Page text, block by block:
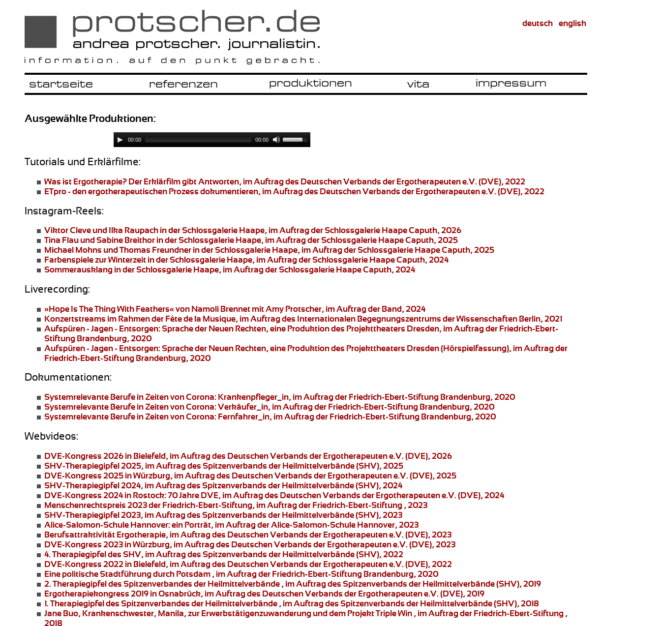
deutsch english
Ausgewählte Produktionen:
00:00 00:00
Tutorials und Erklärfilme:
Was ist Ergotherapie? Der Erklärfilm gibt Antworten, im Auftrag des Deutschen Verbands der Ergotherapeuten e.V. (DVE), 2022
ETpro - den ergotherapeutischen Prozess dokumentieren, im Auftrag des Deutschen Verbands der Ergotherapeuten e.V. (DVE), 2022
Instagram-Reels:
Viktor Cleve und Ilka Raupach in der Schlossgalerie Haape, im Auftrag der Schlossgalerie Haape Caputh, 2026
Tina Flau und Sabine Breithor in der Schlossgalerie Haape, im Auftrag der Schlossgalerie Haape Caputh, 2025
Michael Mohns und Thomas Freundner in der Schlossgalerie Haape, im Auftrag der Schlossgalerie Haape Caputh, 2025
Farbenspiele zur Winterzeit in der Schlossgalerie Haape, im Auftrag der Schlossgalerie Haape Caputh, 2024
Sommerausklang in der Schlossgalerie Haape, im Auftrag der Schlossgalerie Haape Caputh, 2024
Liverecording:
»Hope Is The Thing With Feathers«von Namoli Brennet mit Amy Protscher, im Auftrag der Band, 2024
Konzertstreams im Rahmen der Fête de la Musique, im Auftrag des Internationalen Begegnungszentrums der Wissenschaften Berlin, 2021
Aufspüren - Jagen - Entsorgen: Sprache der Neuen Rechten,eine Produktion des Projekttheaters Dresden, im Auftrag der Friedrich-Ebert-
Stiftung Brandenburg, 2020
Aufspüren - Jagen - Entsorgen: Sprache der Neuen Rechten,eine Produktion des Projekttheaters Dresden(Hörspielfassung), im Auftrag der
Friedrich-Ebert-Stiftung Brandenburg, 2020
Dokumentationen:
Systemrelevante Berufe in Zeiten von Corona: Krankenpfleger_in, im Auftrag der Friedrich-Ebert-Stiftung Brandenburg, 2020
Systemrelevante Berufe in Zeiten von Corona: Verkäufer_in, im Auftrag der Friedrich-Ebert-Stiftung Brandenburg, 2020
Systemrelevante Berufe in Zeiten von Corona: Fernfahrer_in, im Auftrag der Friedrich-Ebert-Stiftung Brandenburg, 2020
Webvideos:
DVE-Kongress 2026 in Bielefeld, im Auftrag des Deutschen Verbands der Ergotherapeuten e.V. (DVE), 2026
SHV-Therapiegipfel 2025, im Auftrag des Spitzenverbands der Heilmittelverbände (SHV), 2025
DVE-Kongress 2025 in Würzburg, im Auftrag des Deutschen Verbands der Ergotherapeuten e.V. (DVE), 2025
SHV-Therapiegipfel 2024, im Auftrag des Spitzenverbands der Heilmittelverbände (SHV), 2024
DVE-Kongress 2024 in Rostock: 70 Jahre DVE, im Auftrag des Deutschen Verbands der Ergotherapeuten e.V. (DVE), 2024
Menschenrechtspreis 2023der Friedrich-Ebert-Stiftung, im Auftrag der Friedrich-Ebert-Stiftung , 2023
SHV-Therapiegipfel 2023, im Auftrag des Spitzenverbands der Heilmittelverbände (SHV), 2023
Alice-Salomon-Schule Hannover: ein Porträt, im Auftrag der Alice-Salomon-Schule Hannover, 2023
Berufsattraktivität Ergotherapie, im Auftrag des Deutschen Verbands der Ergotherapeuten e.V. (DVE), 2023
DVE-Kongress 2023 in Würzburg, im Auftrag des Deutschen Verbands der Ergotherapeuten e.V. (DVE), 2023
4. Therapiegipfeldes SHV, im Auftrag des Spitzenverbands der Heilmittelverbände (SHV), 2022
DVE-Kongress 2022 in Bielefeld, im Auftrag des Deutschen Verbands der Ergotherapeuten e.V. (DVE), 2022
Eine politische Stadtführung durch Potsdam , im Auftrag der Friedrich-Ebert-Stiftung Brandenburg, 2020
2. Therapiegipfel des Spitzenverbandes der Heilmittelverbände , im Auftrag des Spitzenverbands der Heilmittelverbände (SHV), 2019
Ergotherapiekongress 2019 in Osnabrück, im Auftrag des Deutschen Verbands der Ergotherapeuten e.V. (DVE), 2019
1. Therapiegipfel des Spitzenverbandes der Heilmittelverbände , im Auftrag des Spitzenverbands der Heilmittelverbände (SHV), 2018
Jane Buo, Krankenschwester, Manila, zur Erwerbstätigenzuwanderung und dem Projekt Triple Win , im Auftrag der Friedrich-Ebert-Stiftung ,
2018